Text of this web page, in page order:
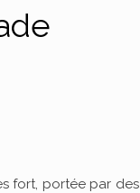
fort, portée par des